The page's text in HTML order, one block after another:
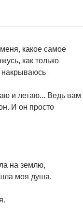
какое самое
как только
накрываюсь
и летаю... Ведь вам
И он просто
на землю,
моя душа.